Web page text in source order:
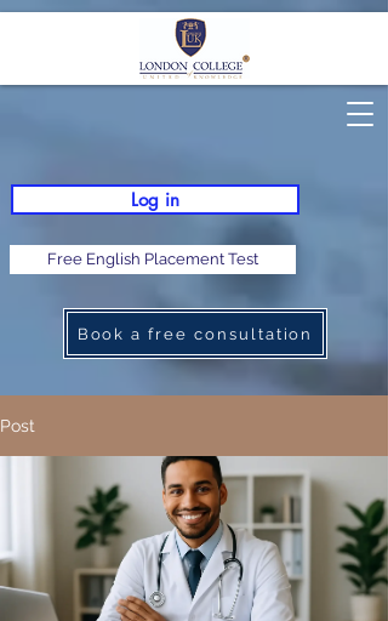
Log in
Free English Placement Test
Book a free consultation
Post